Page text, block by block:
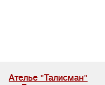
Ателье "Талисман"